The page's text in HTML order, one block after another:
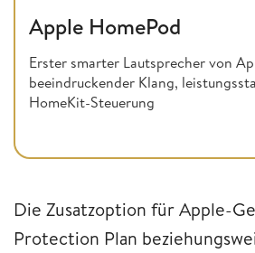
Apple HomePod
Erster smarter Lautsprecher von
beeindruckender Klang,
HomeKit-Steuerung
Die Zusatzoption für Apple-
Protection Plan